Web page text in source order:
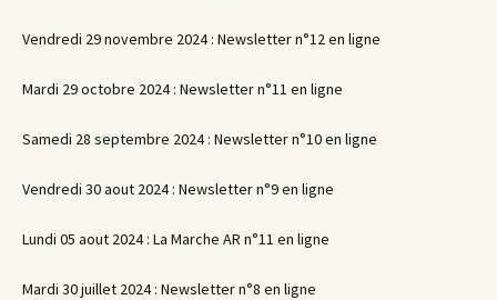
Vendredi 29 novembre 2024 : Newsletter n°12 en ligne
Mardi 29 octobre 2024 : Newsletter n°11 en ligne
Samedi 28 septembre 2024 : Newsletter n°10 en ligne
Vendredi 30 aout 2024 : Newsletter n°9 en ligne
Lundi 05 aout 2024 : La Marche AR n°11 en ligne
Mardi 30 juillet 2024 : Newsletter n°8 en ligne